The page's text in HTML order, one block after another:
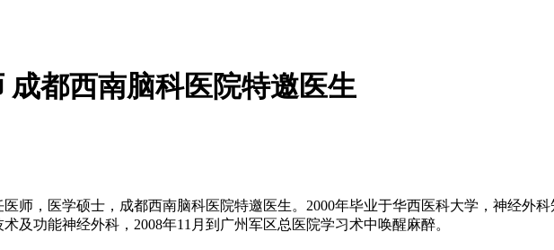
成都西南脑科医院特邀医生
师，医学硕士，成都西南脑科医院特邀医生。2000年毕业于华西医科大学，神经外
及功能神经外科，2008年11月到广州军区总医院学习术中唤醒麻醉。